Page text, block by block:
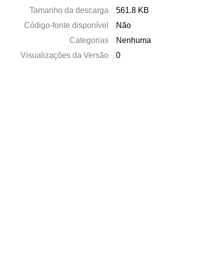
Tamanho da descarga
561.8 KB
Código-fonte disponível
Não
Categorias
Nenhuma
Visualizações da Versão
0